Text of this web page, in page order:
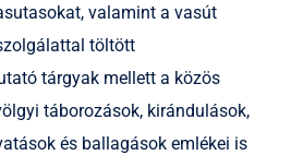
valamint a vasút
töltött
tárgyak mellett a közös
táborozások, kirándulások,
és ballagások emlékei is